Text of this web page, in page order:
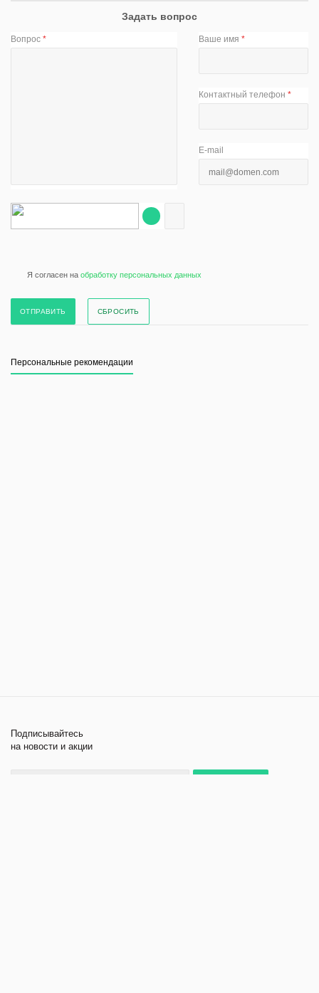
Задать вопрос
Вопрос * Ваше имя*
Контактный телефон*
E-mail
Я согласен на обработку персональных данных
СБРОСИТЬ
Персональные рекомендации
Подписывайтесь
на новости и акции